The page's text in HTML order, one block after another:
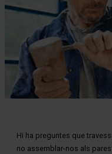
Hi ha preguntes que
no assemblar-nos als